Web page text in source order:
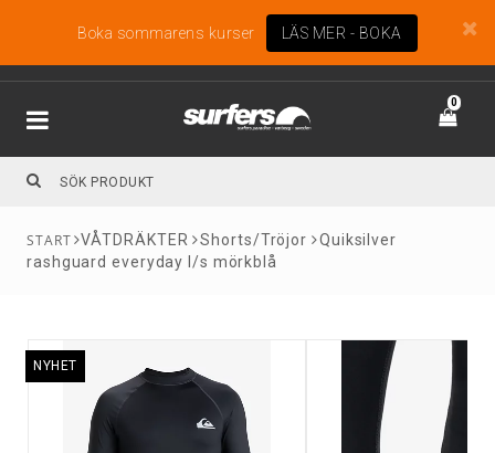
Boka sommarens kurser LÄS MER - BOKA
0
VÅTDRÄKTER Shorts/Tröjor
Quiksilver
rashguard everyday l/s mörkblå
NYHET